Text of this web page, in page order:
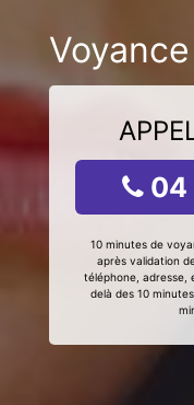
04
10 minutes de
après validation
téléphone, adresse,
delà des 10